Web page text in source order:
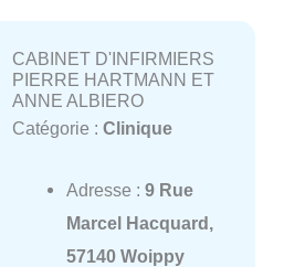
CABINET D'INFIRMIERS
PIERRE HARTMANN ET
ANNE ALBIERO
Catégorie : Clinique
Adresse : 9 Rue
Marcel Hacquard,
57140 Woippy